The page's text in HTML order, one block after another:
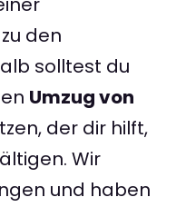
den
solltest du
Umzug von
der dir hilft,
Wir
und haben